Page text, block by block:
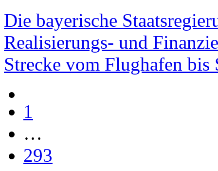
Die bayerische
Realisierungs- und
Strecke vom Flughafen bis
1
…
293